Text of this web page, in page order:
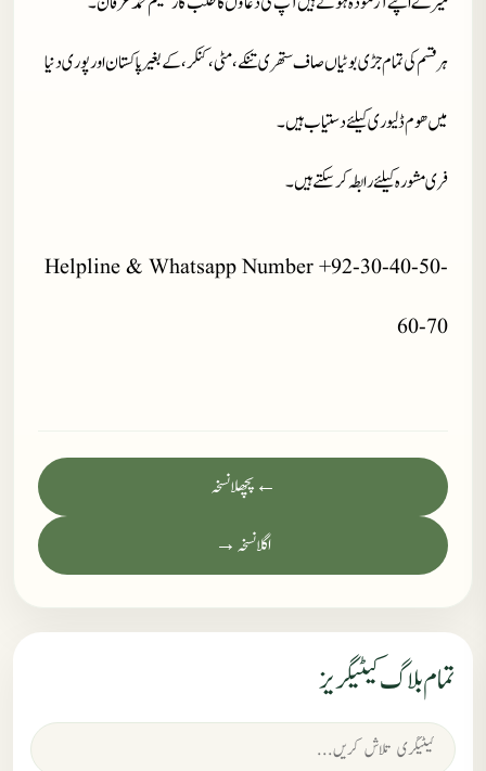
ہر قسم کی تمام جڑی بوٹیاں صاف ستھری تنکے، مٹی، کنکر، کے بغیر پاکستان اور پوری دنیا
میں ھوم ڈلیوری کیلئے دستیاب ہیں۔
فری مشورہ کیلئے رابطہ کر سکتے ہیں۔
Helpline & Whatsapp Number +92-30-40-50-
60-70
← پچھلا نسخہ
اگلا نسخہ →
تمام بلاگ کیٹیگریز